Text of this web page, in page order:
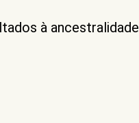
à ancestralidade